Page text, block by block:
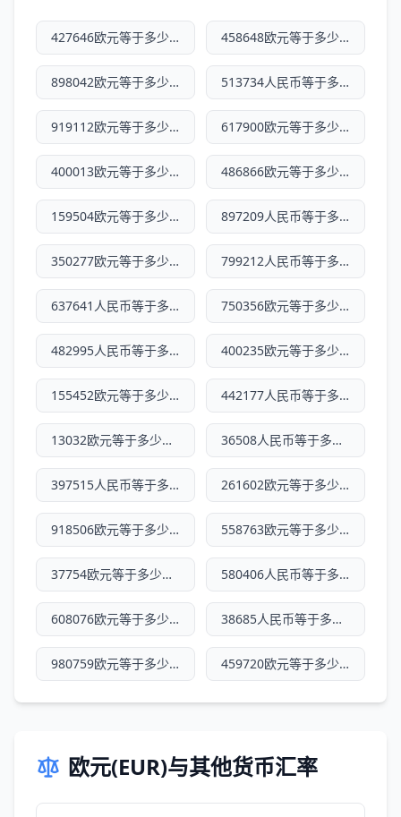
427646欧元等于多少人民币 458648欧元等于多少人民币
898042欧元等于多少人民币 513734人民币等于多少欧元
919112欧元等于多少人民币 617900欧元等于多少人民币
400013欧元等于多少人民币 486866欧元等于多少人民币
159504欧元等于多少人民币 897209人民币等于多少欧元
350277欧元等于多少人民币 799212人民币等于多少欧元
637641人民币等于多少欧元 750356欧元等于多少人民币
482995人民币等于多少欧元 400235欧元等于多少人民币
155452欧元等于多少人民币 442177人民币等于多少欧元
13032欧元等于多少人民币 36508人民币等于多少欧元
397515人民币等于多少欧元 261602欧元等于多少人民币
918506欧元等于多少人民币 558763欧元等于多少人民币
37754欧元等于多少人民币 580406人民币等于多少欧元
608076欧元等于多少人民币 38685人民币等于多少欧元
980759欧元等于多少人民币 459720欧元等于多少人民币
欧元(EUR)与其他货币汇率